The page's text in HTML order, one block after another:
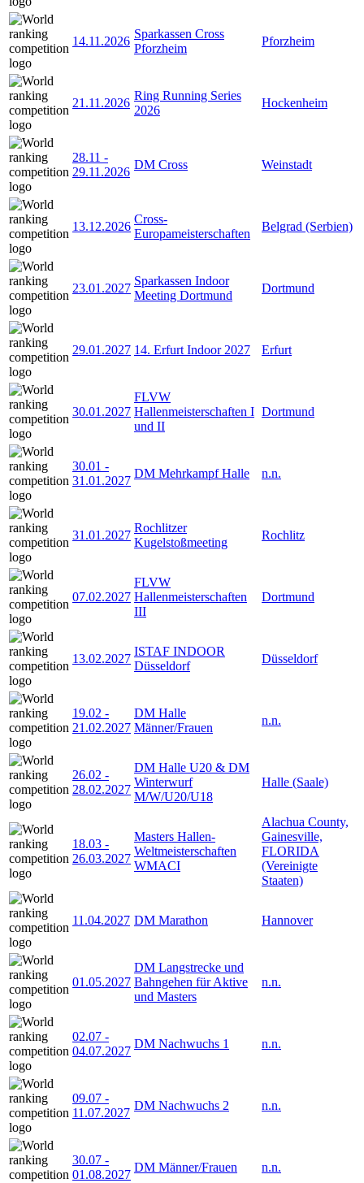
14.11.2026
Sparkassen Cross
Pforzheim
Pforzheim
21.11.2026
Ring Running Series
2026
Hockenheim
28.11 -
29.11.2026
DM Cross Weinstadt
13.12.2026
Cross-
Europameisterschaften
Belgrad (Serbien)
23.01.2027
Sparkassen Indoor
Meeting Dortmund
Dortmund
29.01.2027 14. Erfurt Indoor 2027 Erfurt
30.01.2027
FLVW
Hallenmeisterschaften I
und II
Dortmund
30.01 -
31.01.2027
DM Mehrkampf Halle n.n.
31.01.2027
Rochlitzer
Kugelstoßmeeting
Rochlitz
07.02.2027
FLVW
Hallenmeisterschaften
III
Dortmund
13.02.2027
ISTAF INDOOR
Düsseldorf
Düsseldorf
19.02 -
21.02.2027
DM Halle
Männer/Frauen
n.n.
26.02 -
28.02.2027
DM Halle U20 & DM
Winterwurf
M/W/U20/U18
Halle (Saale)
18.03 -
26.03.2027
Masters Hallen-
Weltmeisterschaften
WMACI
Alachua County,
Gainesville,
FLORIDA
(Vereinigte
Staaten)
11.04.2027 DM Marathon Hannover
01.05.2027
DM Langstrecke und
Bahngehen für Aktive
und Masters
n.n.
02.07 -
04.07.2027
DM Nachwuchs 1 n.n.
09.07 -
11.07.2027
DM Nachwuchs 2 n.n.
30.07 -
01.08.2027
DM Männer/Frauen n.n.